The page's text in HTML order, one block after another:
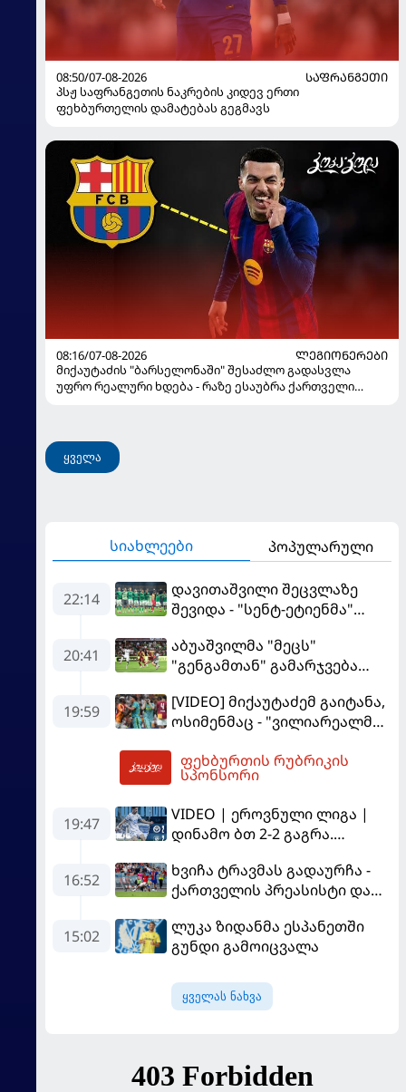
08:50/07-08-2026
ᲡᲐᲤᲠᲐᲜᲒᲔᲗᲘ
პსჟ საფრანგეთის ნაკრების კიდევ ერთი
ფეხბურთელის დამატებას გეგმავს
08:16/07-08-2026
ᲚᲔᲒᲘᲝᲜᲔᲠᲔᲑᲘ
მიქაუტაძის "ბარსელონაში" შესაძლო გადასვლა
უფრო რეალური ხდება - რაზე ესაუბრა ქართველი
ყველა
სიახლეები პოპულარული
22:14
დავითაშვილი შეცვლაზე
შევიდა - "სენტ-ეტიენმა"
20:41
აბუაშვილმა "მეცს"
"გენგამთან" გამარჯვება
19:59
[VIDEO] მიქაუტაძემ გაიტანა,
ოსიმენმაც - "ვილიარეალმა"
"გალათასარაის" მოუგო
ფეხბურთის რუბრიკის
სპონსორი
19:47
VIDEO | ეროვნული ლიგა |
დინამო ბთ 2-2 გაგრა.
16:52
ხვიჩა ტრავმას გადაურჩა -
ქართველის პრეასისტი და
იუნაიტედთან"
15:02
ლუკა ზიდანმა ესპანეთში
გუნდი გამოიცვალა
ყველას ნახვა